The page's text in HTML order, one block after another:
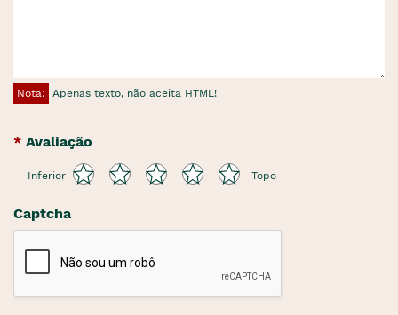
Nota: Apenas texto, não aceita HTML!
Avaliação
Inferior Topo
Captcha